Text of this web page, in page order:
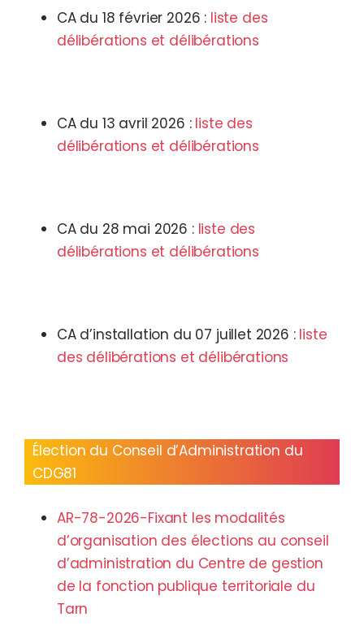
CA du 18 février 2026 : liste des
délibérations et délibérations
CA du 13 avril 2026 : liste des
délibérations et délibérations
CA du 28 mai 2026 : liste des
délibérations et délibérations
CA d’installation du 07 juillet 2026 : liste
des délibérations et délibérations
Élection du Conseil d’Administration du
CDG81
AR-78-2026-Fixant les modalités
d’organisation des élections au conseil
d’administration du Centre de gestion
de la fonction publique territoriale du
Tarn